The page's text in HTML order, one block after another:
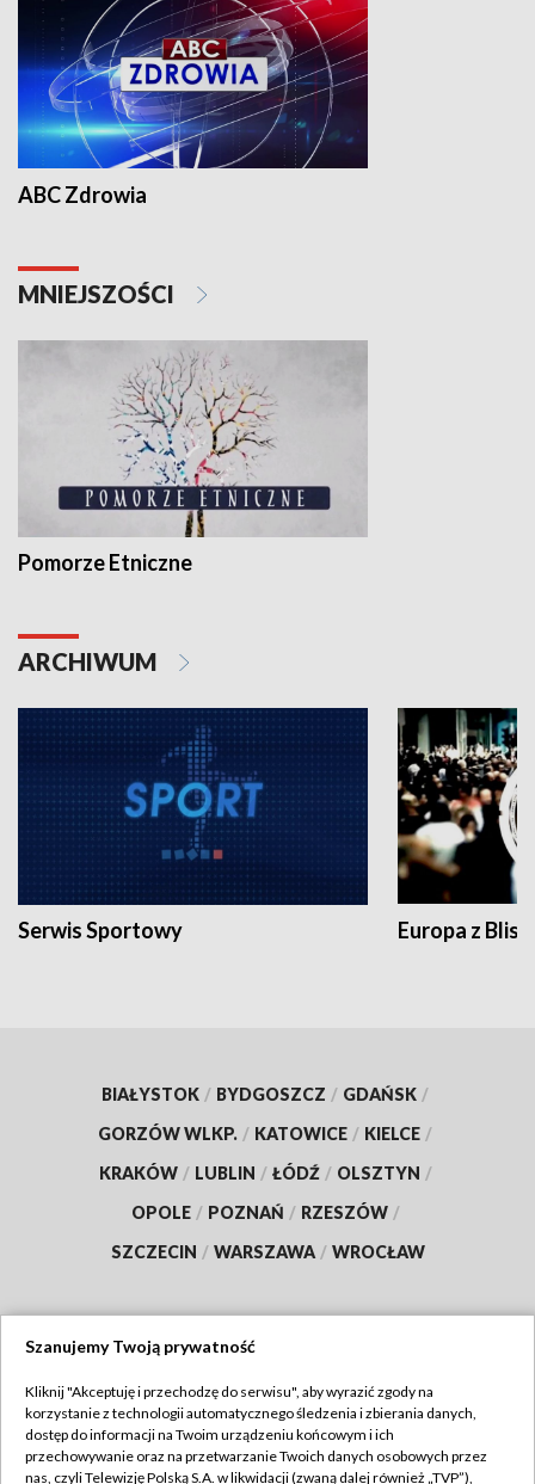
ABC Zdrowia
MNIEJSZOŚCI
Pomorze Etniczne
ARCHIWUM
Serwis Sportowy Europa z
BIAŁYSTOK / BYDGOSZCZ / GDAŃSK /
GORZÓW WLKP. / KATOWICE / KIELCE /
KRAKÓW / LUBLIN / ŁÓDŹ / OLSZTYN /
OPOLE / POZNAŃ / RZESZÓW /
SZCZECIN / WARSZAWA / WROCŁAW
TVP
Abonament TVP
Regulamin TVP
Szanujemy Twoją prywatność
Kliknij "Akceptuję i przechodzę do serwisu", aby wyrazić zgody na
korzystanie z technologii automatycznego śledzenia i zbierania danych,
dostęp do informacji na Twoim urządzeniu końcowym i ich
przechowywanie oraz na przetwarzanie Twoich danych osobowych przez
nas, czyli Telewizję Polską S.A. w likwidacji (zwaną dalej również „TVP”),